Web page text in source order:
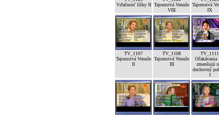
Vďačnosť líšky II Tajomstvá Venuše
VIII
Tajomstvá
IX
TV_1107
Tajomstvá Venuše
II
TV_1108
Tajomstvá Venuše
III
TV_1111
Očakávania
zmenšujú
duchovný
I